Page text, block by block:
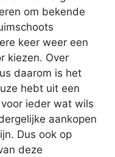
om bekende
keer weer een
kiezen. Over
daarom is het
hebt uit een
ieder wat wils
aankopen
Dus ook op
deze